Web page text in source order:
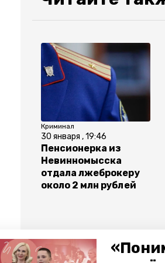
Криминал
30 января , 19:46
Пенсионерка из
Невинномысска
отдала лжеброкеру
около 2 млн рублей
Все новости